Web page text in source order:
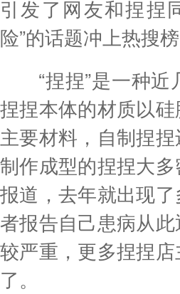
引发了网友和捏捏
险”的话题冲上热搜榜
“捏捏”是一种近
捏捏本体的材质以
主要材料，自制捏
制作成型的捏捏大
报道，去年就出现
者报告自己患病从
较严重，更多捏捏
了。